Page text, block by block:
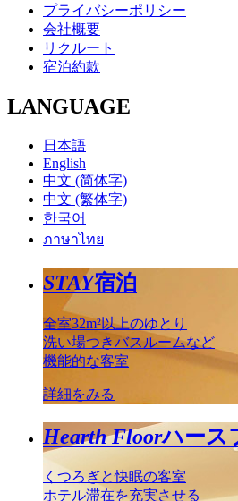
プライバシーポリシー
会社概要
リクルート
宿泊約款
LANGUAGE
日本語
English
中文 (简体字)
中文 (繁体字)
한국어
ภาษาไทย
STAY宿泊
全室32m²以上のゆとり
洗い場つきバスルームなど
機能的な客室
詳細をみる
Hearth Floorハース
くつろぎと快眠の客室
ホテル滞在を充実させる